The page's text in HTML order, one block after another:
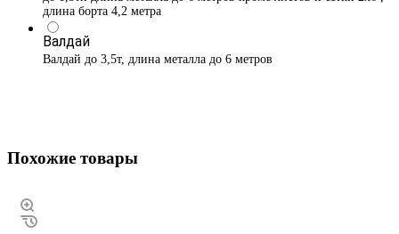
длина борта 4,2 метра
Валдай
Валдай до 3,5т, длина металла до 6 метров
Похожие товары